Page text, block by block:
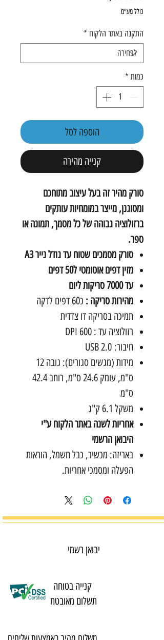
כולל מע״מ
התקנה באתר הלקוח *
כמות *
הוספה לסל
קנייה מהירה
סורק מהיר זה בעל עיצוב מתוחכם
ומסוגנן, מייצר במומחיות עותקים
ברזולוציה גבוהה של כל מסמך, תמונה או
ספר.
סורק מסמכים שטוח עד גודל נייר A3
מזין דפים אוטומטי ל50 דפים
עד 7000 סריקות ליום
מהירות סריקה : כ60 דפים לדקה
תמיכה בסריקה דו צדדית
רזולוציה עד : 600 DPI
חיבור: USB 2.0
מידות (מגשים סגורים): גובה 12
ס"מ, עומק 24.6 ס"מ, רוחב 42.4
ס"מ
משקל 6.1 ק"ג
אחריות לשנה באתר הלקוח ע"י
היבואן הרשמי
באריזה: מכשיר, כבל חשמל, הוראות
הפעלה ומסמכי אחריות.
יבואן רשמי
קנייה בטוחה
תשלום מאובטח